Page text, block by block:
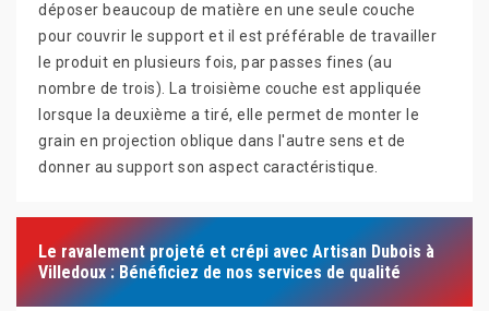
déposer beaucoup de matière en une seule couche
pour couvrir le support et il est préférable de travailler
le produit en plusieurs fois, par passes fines (au
nombre de trois). La troisième couche est appliquée
lorsque la deuxième a tiré, elle permet de monter le
grain en projection oblique dans l'autre sens et de
donner au support son aspect caractéristique.
Le ravalement projeté et crépi avec Artisan Dubois à
Villedoux : Bénéficiez de nos services de qualité